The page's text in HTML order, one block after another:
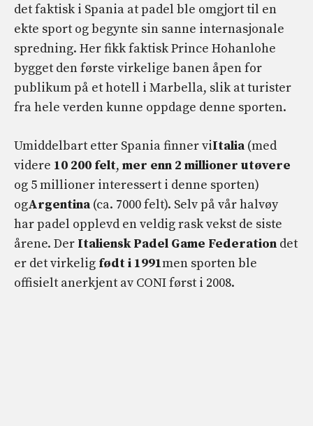
det faktisk i Spania at padel ble omgjort til en
ekte sport og begynte sin sanne internasjonale
spredning. Her fikk faktisk Prince Hohanlohe
bygget den første virkelige banen åpen for
publikum på et hotell i Marbella, slik at turister
fra hele verden kunne oppdage denne sporten.
Umiddelbart etter Spania finner viItalia (med
videre 10 200 felt, mer enn 2 millioner utøvere
og 5 millioner interessert i denne sporten)
ogArgentina (ca. 7000 felt). Selv på vår halvøy
har padel opplevd en veldig rask vekst de siste
årene. Der Italiensk Padel Game Federation det
er det virkelig født i 1991men sporten ble
offisielt anerkjent av CONI først i 2008.